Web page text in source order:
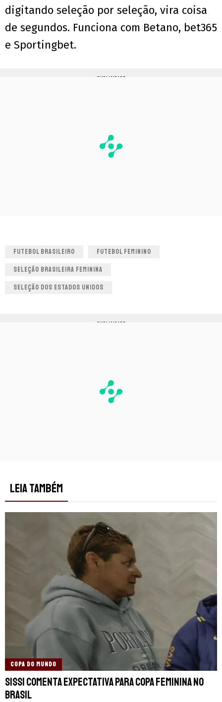
digitando seleção por seleção, vira coisa
de segundos. Funciona com Betano, bet365
e Sportingbet.
PUBLICIDADE
FUTEBOL BRASILEIRO FUTEBOL FEMININO
SELEÇÃO BRASILEIRA FEMININA
SELEÇÃO DOS ESTADOS UNIDOS
PUBLICIDADE
LEIA TAMBÉM
COPA DO MUNDO
Sissi comenta expectativa para Copa Feminina no
Brasil